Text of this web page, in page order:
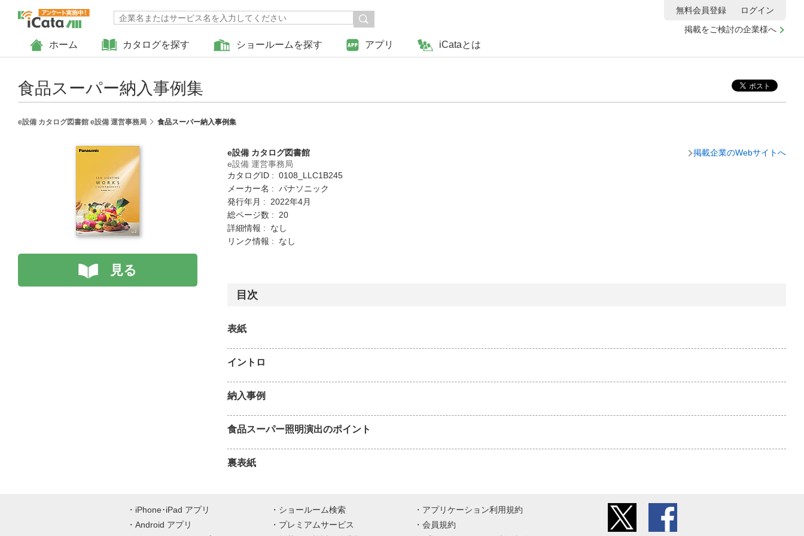
ホーム カタログを探す ショールームを探す アプリ iCataとは
掲載をご検討の企業様へ
無料会員登録 ログイン
食品スーパー納入事例集
e設備 カタログ図書館 e設備 運営事務局 食品スーパー納入事例集
見る
e設備 カタログ図書館
e設備 運営事務局
カタログID : 0108_LLC1B245
メーカー名 : パナソニック
発行年月 : 2022年4月
総ページ数 : 20
詳細情報 : なし
リンク情報 : なし
掲載企業のWebサイトへ
目次
表紙
イントロ
納入事例
食品スーパー照明演出のポイント
裏表紙
iPhone･iPad アプリ
Android アプリ
ショールーム検索
プレミアムサービス
アプリケーション利用規約
会員規約